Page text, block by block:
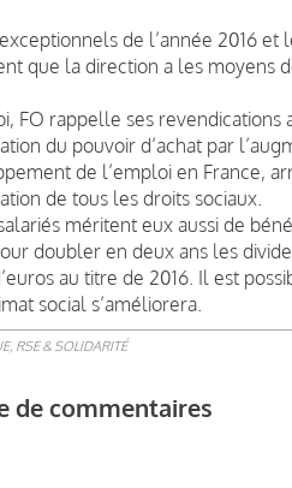
de l’année 2016
que la direction a les moyens
FO rappelle ses revendications
du pouvoir d’achat par
de l’emploi en France,
de tous les droits sociaux.
méritent eux aussi de
doubler en deux ans les
au titre de 2016. Il est
social s’améliorera.
RSE & SOLIDARITÉ
de commentaires